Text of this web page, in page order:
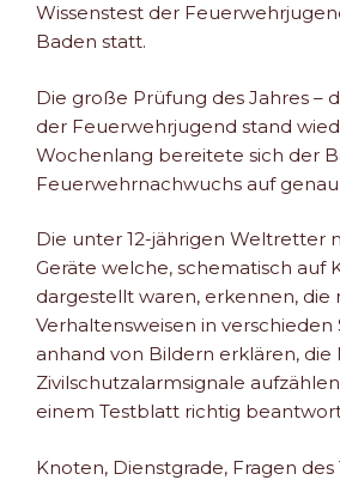
Wissenstest der
Baden statt.
Die große Prüfung des Jahres –
der Feuerwehrjugend stand
Wochenlang bereitete sich der
Feuerwehrnachwuchs auf genau
Die unter 12-jährigen Weltretter
Geräte welche, schematisch auf
dargestellt waren, erkennen, die
Verhaltensweisen in verschieden
anhand von Bildern erklären,
Zivilschutzalarmsignale
einem Testblatt richtig
Knoten, Dienstgrade, Fragen des